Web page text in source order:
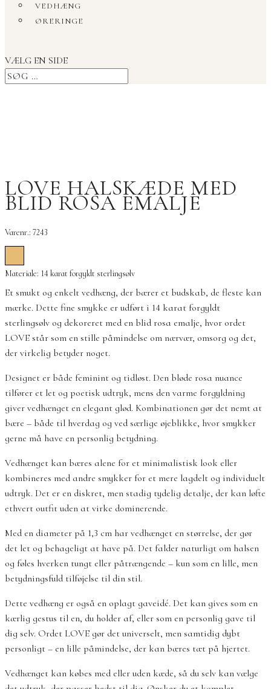
VEDHÆNG
ØRERINGE
VÆLG EN SIDE
LOVE HALSKÆDE MED
BLID ROSA EMALJE
Varenr.: 7243
Materiale: 14 karat forgyldt sterlingsølv
Et smukt og enkelt vedhæng, der bærer et budskab, de fleste kan
mærke. Dette fine smykke er udført i 14 karat forgyldt
sterlingsølv og dekoreret med en blid rosa emalje, hvor ordet
LOVE står som en stille påmindelse om nærvær, omsorg og det,
der virkelig betyder noget.
Designet er både feminint og tidløst. Den bløde rosa nuance
tilfører et let og poetisk udtryk, mens den varme forgyldning
giver vedhænget en elegant glød. Kombinationen gør det nemt at
bære – både til hverdag og ved særlige øjeblikke, hvor smykker
gerne må have en personlig betydning.
Vedhænget kan bæres alene for et minimalistisk look eller
kombineres med andre smykker for et mere lagdelt og individuelt
udtryk. Det er en diskret, men stadig tydelig detalje, der kan løfte
ethvert outfit uden at virke dominerende.
Med en diameter på 1,3 cm har vedhænget en størrelse, der gør
det let og behageligt at have på. Det falder naturligt om halsen
og føles hverken tungt eller påtrængende – kun som en lille, men
betydningsfuld tilføjelse til din stil.
Dette vedhæng er også en oplagt gaveidé. Det kan gives som en
kærlig gestus til en, du holder af, eller som en personlig gave til
dig selv. Ordet LOVE gør det universelt, men samtidig dybt
personligt – en lille påmindelse, der kan bæres tæt på hjertet.
Vedhænget kan købes med eller uden kæde, så du selv kan vælge